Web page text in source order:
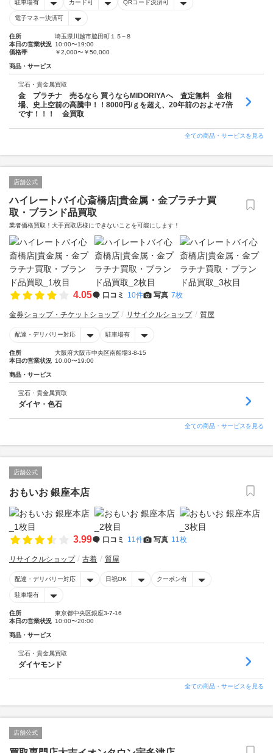
駐車場有 カード可 QRコード決済可
電子マネー決済可
住所
埼玉県川越市脇田町１５−８
本日の営業状況 10:00〜19:00
価格帯
￥2,000〜￥50,000
商品・サービス
宝石・貴金属買取
金 プラチナ 売るなら 買うならMIDORIYAへ 査定無料 金相
場、史上空前の高騰中！！8000円/ｇを超え、20年前のおよそ7倍
です！！！ 金買取
全ての商品・サービスを見る
店舗公式
ハイレートバイ心斎橋店|貴金属・金プラチナ買
取・ブランド品買取
業者価格買取！大手買取店様にできないことを可能にします！
4.05 口コミ 10件 写真 7枚
金券ショップ・チケットショップ リサイクルショップ 質屋
配達・デリバリー対応 駐車場有
住所
大阪府大阪市中央区南船場3-8-15
本日の営業状況 10:00〜19:00
商品・サービス
宝石・貴金属買取
ダイヤ・色石
全ての商品・サービスを見る
店舗公式
おもいお 銀座本店
3.99 口コミ 11件 写真 11枚
リサイクルショップ 古着 質屋
配達・デリバリー対応 日祝OK クーポン有
駐車場有
住所
東京都中央区銀座3-7-16
本日の営業状況 10:00〜20:00
商品・サービス
宝石・貴金属買取
ダイヤモンド
全ての商品・サービスを見る
店舗公式